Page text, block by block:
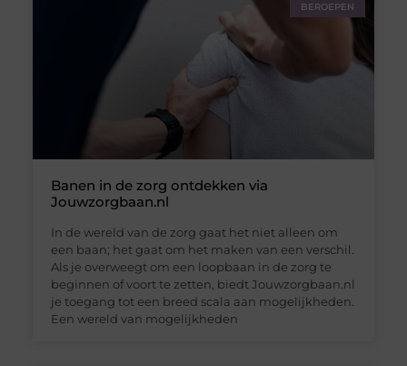
BEROEPEN
Banen in de zorg ontdekken via
Jouwzorgbaan.nl
In de wereld van de zorg gaat het niet alleen om
een baan; het gaat om het maken van een verschil.
Als je overweegt om een loopbaan in de zorg te
beginnen of voort te zetten, biedt Jouwzorgbaan.nl
je toegang tot een breed scala aan mogelijkheden.
Een wereld van mogelijkheden